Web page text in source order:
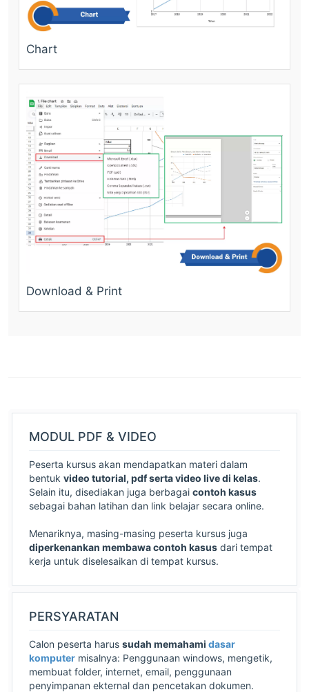
Chart
Download & Print
MODUL PDF & VIDEO
Peserta kursus akan mendapatkan materi dalam
bentuk video tutorial, pdf serta video live di kelas.
Selain itu, disediakan juga berbagai contoh kasus
sebagai bahan latihan dan link belajar secara online.
Menariknya, masing-masing peserta kursus juga
diperkenankan membawa contoh kasus dari tempat
kerja untuk diselesaikan di tempat kursus.
PERSYARATAN
Calon peserta harus sudah memahami dasar
komputer misalnya: Penggunaan windows, mengetik,
membuat folder, internet, email, penggunaan
penyimpanan ekternal dan pencetakan dokumen.